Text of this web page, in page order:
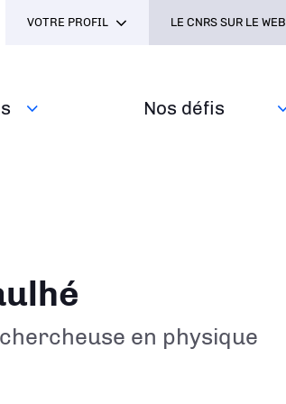
Nos défis‎
VOTRE PROFIL LE CNRS SUR LE WEB
en physique